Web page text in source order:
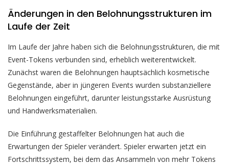
Änderungen in den Belohnungsstrukturen im
Laufe der Zeit
Im Laufe der Jahre haben sich die Belohnungsstrukturen, die mit
Event-Tokens verbunden sind, erheblich weiterentwickelt.
Zunächst waren die Belohnungen hauptsächlich kosmetische
Gegenstände, aber in jüngeren Events wurden substanziellere
Belohnungen eingeführt, darunter leistungsstarke Ausrüstung
und Handwerksmaterialien.
Die Einführung gestaffelter Belohnungen hat auch die
Erwartungen der Spieler verändert. Spieler erwarten jetzt ein
Fortschrittssystem, bei dem das Ansammeln von mehr Tokens